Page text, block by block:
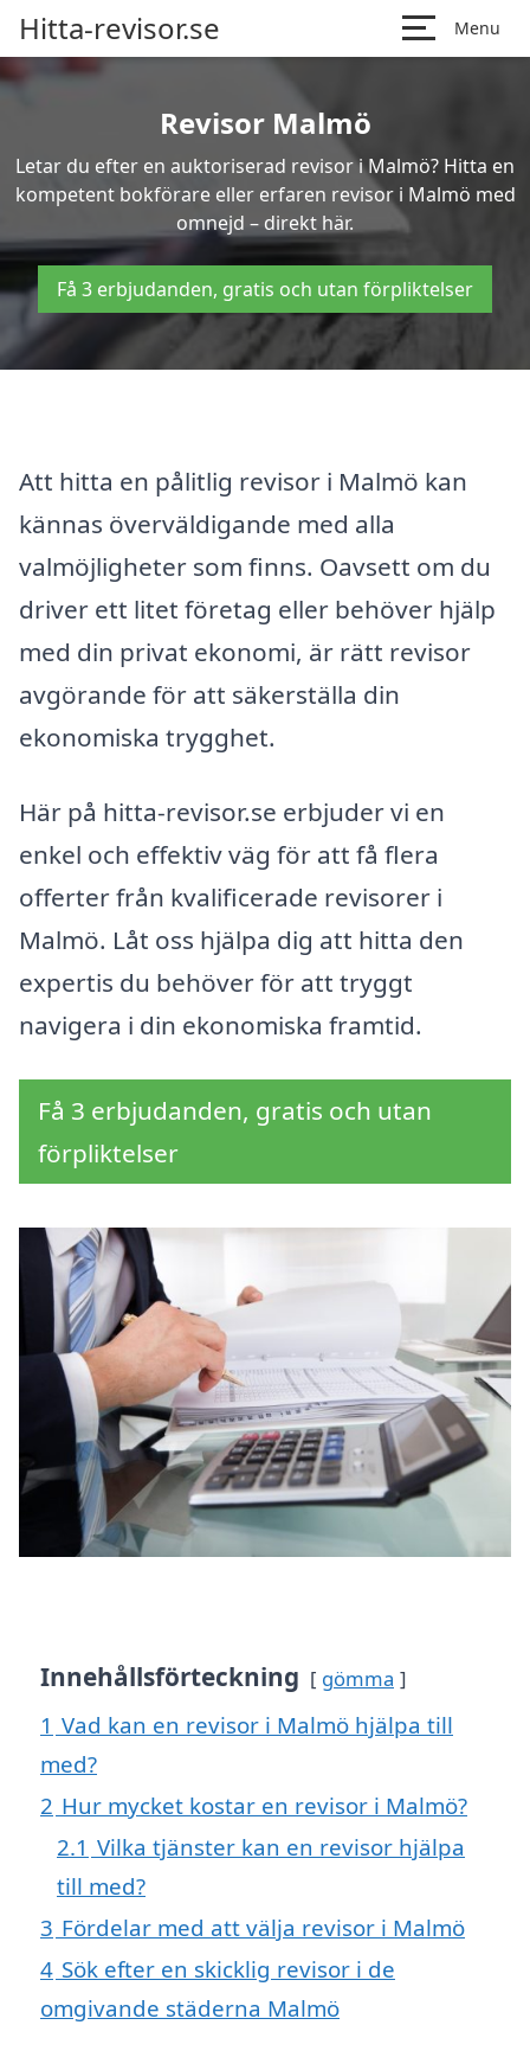
Hitta-revisor.se Menu
Revisor Malmö
Letar du efter en auktoriserad revisor i Malmö? Hitta en
kompetent bokförare eller erfaren revisor i Malmö med
omnejd – direkt här.
Få 3 erbjudanden, gratis och utan förpliktelser
Att hitta en pålitlig revisor i Malmö kan
kännas överväldigande med alla
valmöjligheter som finns. Oavsett om du
driver ett litet företag eller behöver hjälp
med din privat ekonomi, är rätt revisor
avgörande för att säkerställa din
ekonomiska trygghet.
Här på hitta-revisor.se erbjuder vi en
enkel och effektiv väg för att få flera
offerter från kvalificerade revisorer i
Malmö. Låt oss hjälpa dig att hitta den
expertis du behöver för att tryggt
navigera i din ekonomiska framtid.
Få 3 erbjudanden, gratis och utan
förpliktelser
Innehållsförteckning gömma
1 Vad kan en revisor i Malmö hjälpa till
med?
2 Hur mycket kostar en revisor i Malmö?
2.1 Vilka tjänster kan en revisor hjälpa
till med?
3 Fördelar med att välja revisor i Malmö
4 Sök efter en skicklig revisor i de
omgivande städerna Malmö